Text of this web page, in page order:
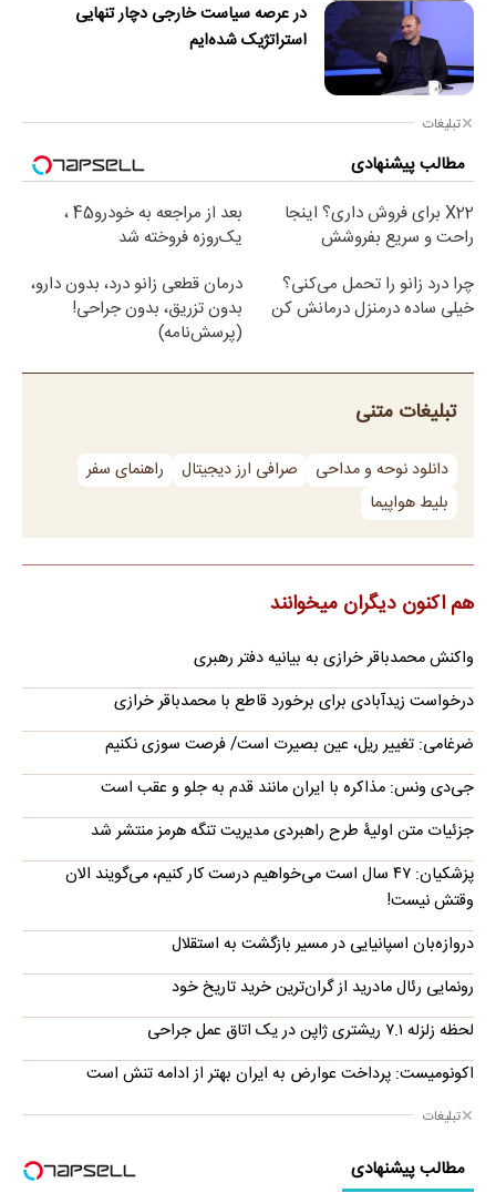
در عرصه سیاست خارجی دچار تنهایی
استراتژیک شده‌ایم
تبلیغات
مطالب پیشنهادی
X22 برای فروش داری؟ اینجا
راحت و سریع بفروشش
بعد از مراجعه به خودرو45 ،
یک‌روزه فروخته شد
چرا درد زانو را تحمل می‌کنی؟
خیلی ساده درمنزل درمانش کن
درمان قطعی زانو درد، بدون دارو،
بدون تزریق، بدون جراحی!
(پرسش‌نامه)
تبلیغات متنی
دانلود نوحه و مداحی صرافی ارز دیجیتال
راهنمای سفر
بلیط هواپیما
هم اکنون دیگران میخوانند
واکنش محمدباقر خرازی به بیانیه دفتر رهبری
درخواست زیدآبادی برای برخورد قاطع با محمدباقر خرازی
ضرغامی: تغییر ریل، عین بصیرت است/ فرصت سوزی نکنیم
جی‌دی ونس: مذاکره با ایران مانند قدم به جلو و عقب است
جزئیات متن اولیۀ طرح راهبردی مدیریت تنگه هرمز منتشر شد
پزشکیان: ۴۷ سال است می‌خواهیم درست کار کنیم، می‌گویند الان
وقتش نیست!
دروازه‌بان اسپانیایی در مسیر بازگشت به استقلال
رونمایی رئال مادرید از گران‌ترین خرید تاریخ خود
لحظه زلزله ۷.۱ ریشتری ژاپن در یک اتاق عمل جراحی
اکونومیست: پرداخت عوارض به ایران بهتر از ادامه تنش است
تبلیغات
مطالب پیشنهادی